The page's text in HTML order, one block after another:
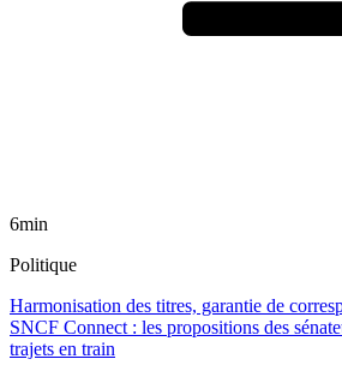
6min
Politique
Harmonisation des titres, garantie de
SNCF Connect : les propositions des
trajets en train